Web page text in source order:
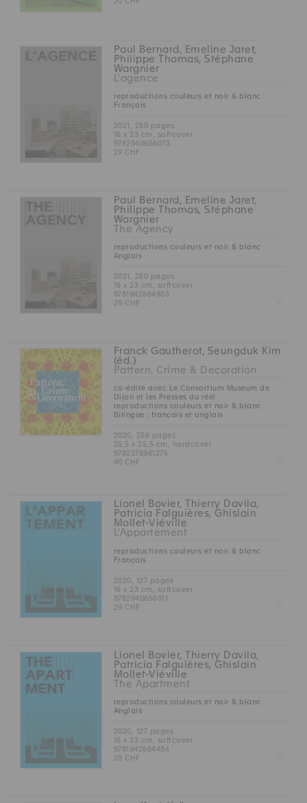
Paul Bernard, Emeline Jaret,
Philippe Thomas, Stéphane
Wargnier
L'agence
reproductions couleurs et noir & blanc
Français
2021, 280 pages
16 x 23 cm, softcover
9782940656073
29 CHF
Paul Bernard, Emeline Jaret,
Philippe Thomas, Stéphane
Wargnier
The Agency
reproductions couleurs et noir & blanc
Anglais
2021, 280 pages
16 x 23 cm, softcover
9781942884903
29 CHF
Franck Gautherot, Seungduk Kim
(éd.)
Pattern, Crime & Decoration
co-édité avec Le Consortium Museum de
Dijon et les Presses du réel
reproductions couleurs et noir & blanc
Bilingue : français et anglais
2020, 256 pages
25,5 x 25,5 cm, hardcover
9782378961275
40 CHF
Lionel Bovier, Thierry Davila,
Patricia Falguières, Ghislain
Mollet-Viéville
L'Appartement
reproductions couleurs et noir & blanc
Français
2020, 127 pages
16 x 23 cm, softcover
9782940656011
29 CHF
Lionel Bovier, Thierry Davila,
Patricia Falguières, Ghislain
Mollet-Viéville
The Apartment
reproductions couleurs et noir & blanc
Anglais
2020, 127 pages
16 x 23 cm, softcover
9781942884484
29 CHF